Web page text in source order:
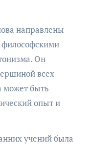
направлены
философскими
Он
всех
может быть
опыт и
учений была